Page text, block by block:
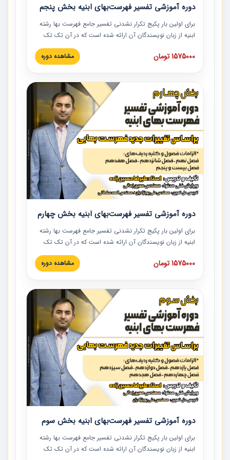
دوره آموزشی تفسیر فهرست‌بهای ابنیه بخش پنجم
برای اولین بار پکیج تکرار نشدنی تفسیر جامع فهرست بها رشته
ابنیه از زبان نویسندگان آن ارائه شده است که در آن تک تک
ردیف ها و مطالب فهرست بها تفسیر و ارائه شده است. این
دوره به صورت کامل تصویری بوده و به همراه تصاویر عملیات
دوره با کلام مهندس علیرضاحسین‌زاده مدیر پروژه مهندسی
مشاور در امر بازنگری فهرست بها رشته ابنیه ارائه شده و به تمام
همکارانی که در حوزه صنعت ساخت در حال فعالیت هستند حتما
توصیه می کنیم از مطالب این دوره استفاده نمایند.
1575000 تومان مشاهده دوره
دوره آموزشی تفسیر فهرست‌بهای ابنیه بخش چهارم
برای اولین بار پکیج تکرار نشدنی تفسیر جامع فهرست بها رشته
ابنیه از زبان نویسندگان آن ارائه شده است که در آن تک تک
ردیف ها و مطالب فهرست بها تفسیر و ارائه شده است. این
دوره به صورت کامل تصویری بوده و به همراه تصاویر عملیات
دوره با کلام مهندس علیرضاحسین‌زاده مدیر پروژه مهندسی
مشاور در امر بازنگری فهرست بها رشته ابنیه ارائه شده و به تمام
همکارانی که در حوزه صنعت ساخت در حال فعالیت هستند حتما
توصیه می کنیم از مطالب این دوره استفاده نمایند.
1575000 تومان مشاهده دوره
دوره آموزشی تفسیر فهرست‌بهای ابنیه بخش سوم
برای اولین بار پکیج تکرار نشدنی تفسیر جامع فهرست بها رشته
ابنیه از زبان نویسندگان آن ارائه شده است که در آن تک تک